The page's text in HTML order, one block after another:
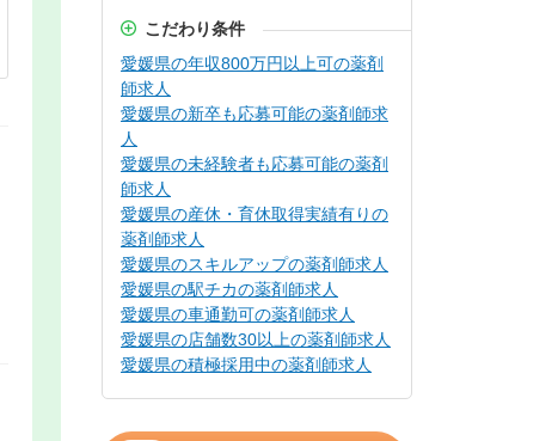
こだわり条件
愛媛県の年収800万円以上可の薬剤
師求人
愛媛県の新卒も応募可能の薬剤師求
人
愛媛県の未経験者も応募可能の薬剤
師求人
愛媛県の産休・育休取得実績有りの
薬剤師求人
愛媛県のスキルアップの薬剤師求人
愛媛県の駅チカの薬剤師求人
愛媛県の車通勤可の薬剤師求人
愛媛県の店舗数30以上の薬剤師求人
愛媛県の積極採用中の薬剤師求人